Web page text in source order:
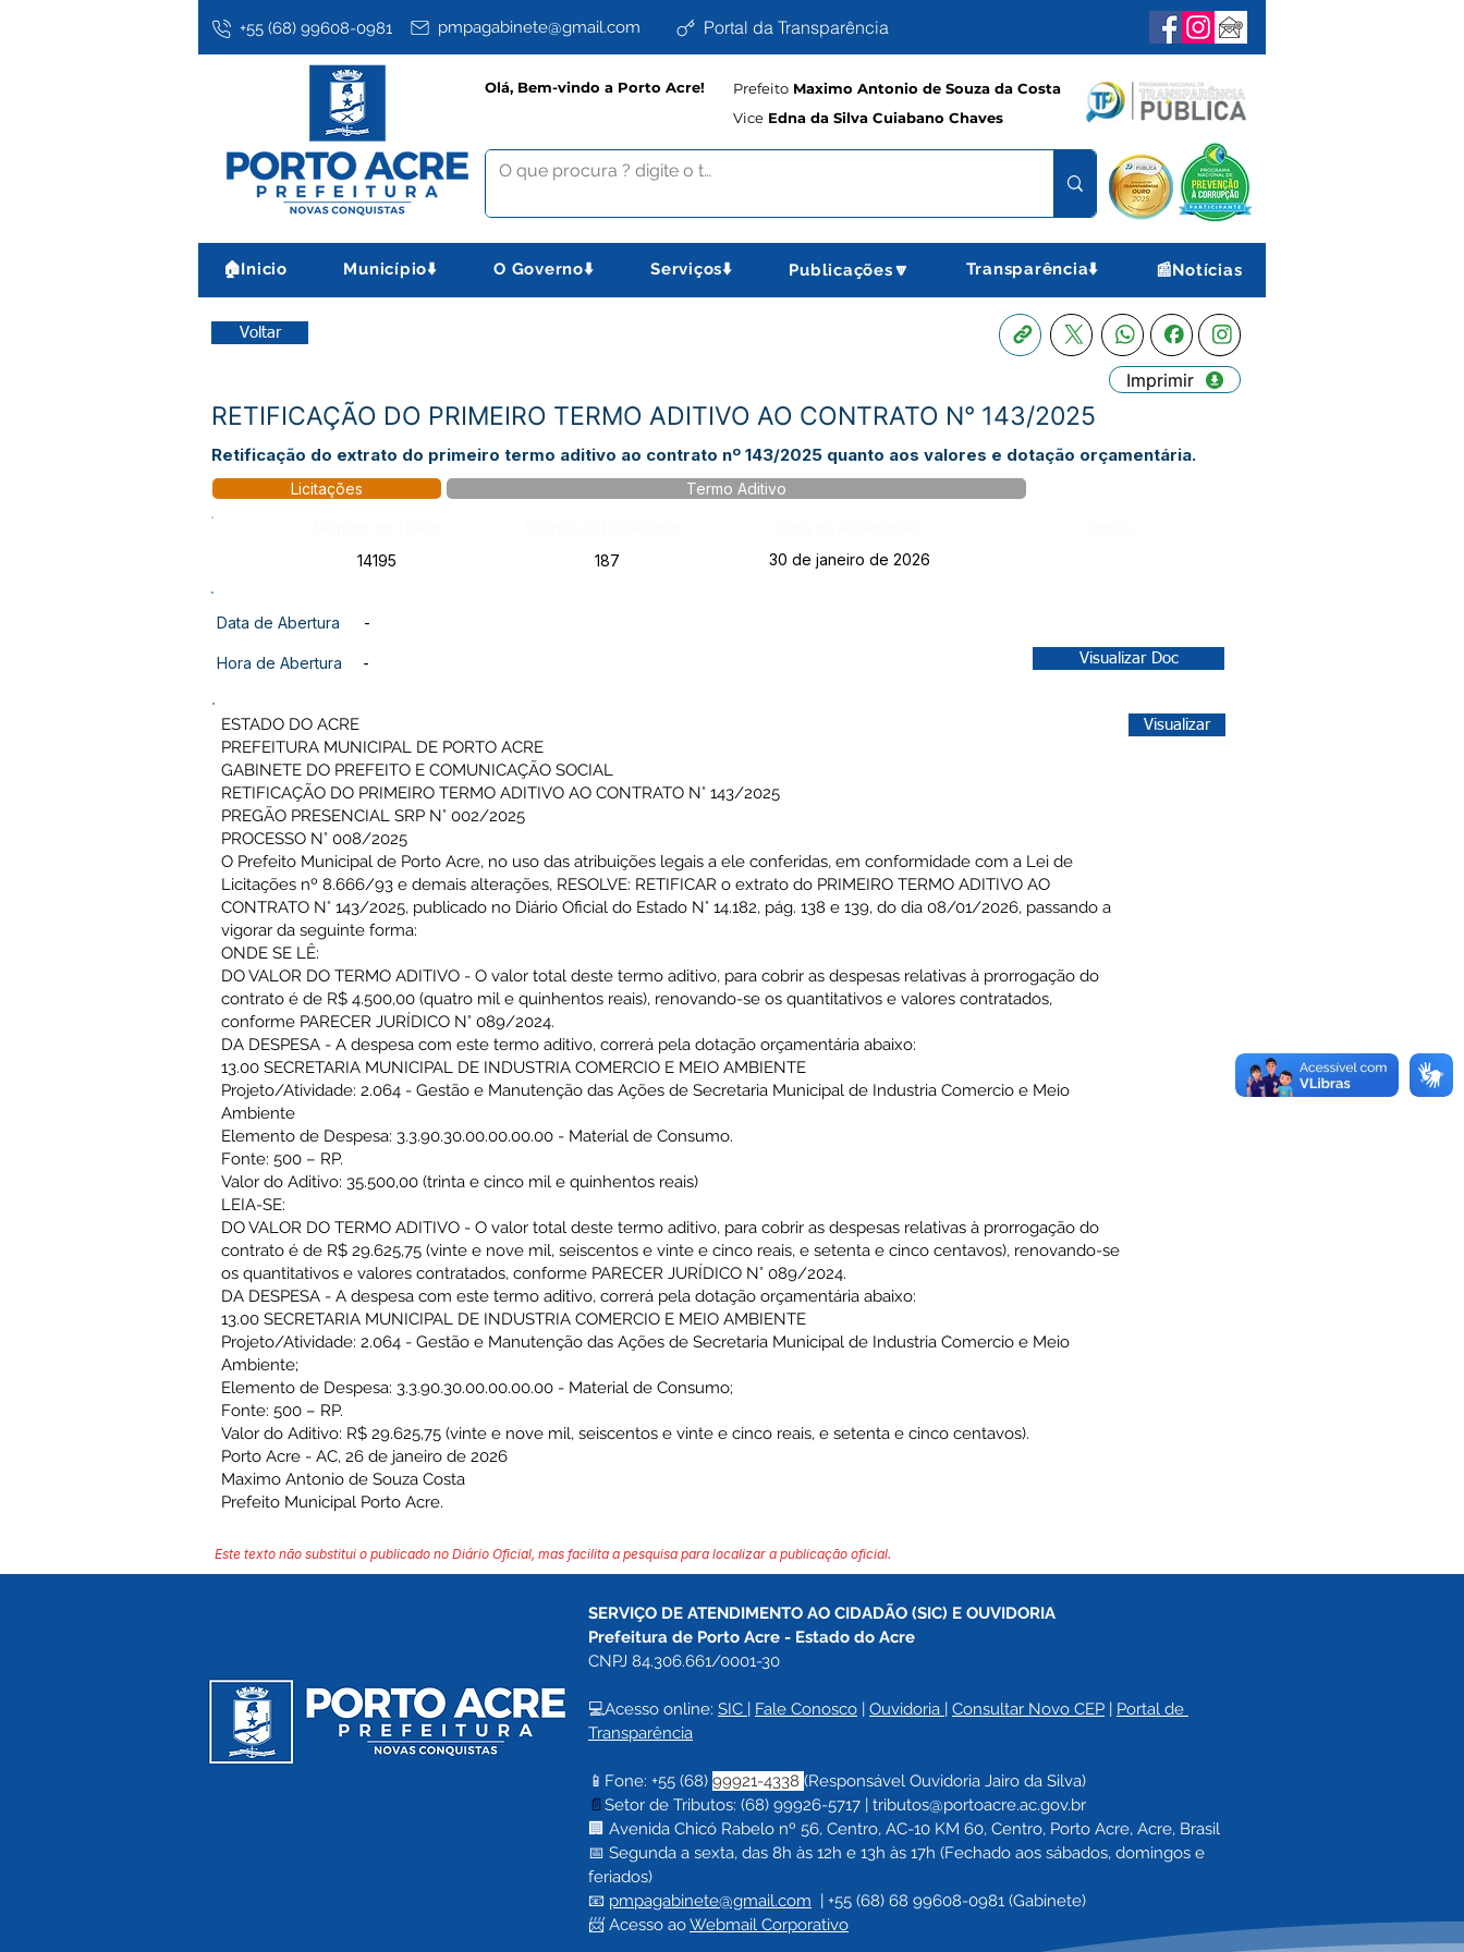
+55 (68) 99608-0981 pmpagabinete@gmail.com Portal da Transparência
Olá, Bem-vindo a Porto Acre! Prefeito Maximo Antonio de Souza da Costa
Vice Edna da Silva Cuiabano Chaves
🏠Inicio Município⬇️ O Governo⬇️ Serviços⬇️ Publicações🔽 Transparência⬇️ 📰Notícias
Voltar
Imprimir
RETIFICAÇÃO DO PRIMEIRO TERMO ADITIVO AO CONTRATO N° 143/2025
Retificação do extrato do primeiro termo aditivo ao contrato nº 143/2025 quanto aos valores e dotação orçamentária.
Licitações Termo Aditivo
14195
187 30 de janeiro de 2026
Data de Abertura -
Hora de Abertura - Visualizar Doc
ESTADO DO ACRE
PREFEITURA MUNICIPAL DE PORTO ACRE
GABINETE DO PREFEITO E COMUNICAÇÃO SOCIAL
RETIFICAÇÃO DO PRIMEIRO TERMO ADITIVO AO CONTRATO N° 143/2025
PREGÃO PRESENCIAL SRP N° 002/2025
PROCESSO N° 008/2025
O Prefeito Municipal de Porto Acre, no uso das atribuições legais a ele conferidas, em conformidade com a Lei de
Licitações nº 8.666/93 e demais alterações, RESOLVE: RETIFICAR o extrato do PRIMEIRO TERMO ADITIVO AO
CONTRATO N° 143/2025, publicado no Diário Oficial do Estado N° 14.182, pág. 138 e 139, do dia 08/01/2026, passando a
vigorar da seguinte forma:
ONDE SE LÊ:
DO VALOR DO TERMO ADITIVO - O valor total deste termo aditivo, para cobrir as despesas relativas à prorrogação do
contrato é de R$ 4.500,00 (quatro mil e quinhentos reais), renovando-se os quantitativos e valores contratados,
conforme PARECER JURÍDICO N° 089/2024.
DA DESPESA - A despesa com este termo aditivo, correrá pela dotação orçamentária abaixo:
13.00 SECRETARIA MUNICIPAL DE INDUSTRIA COMERCIO E MEIO AMBIENTE
Projeto/Atividade: 2.064 - Gestão e Manutenção das Ações de Secretaria Municipal de Industria Comercio e Meio
Ambiente
Elemento de Despesa: 3.3.90.30.00.00.00.00 - Material de Consumo.
Fonte: 500 – RP.
Valor do Aditivo: 35.500,00 (trinta e cinco mil e quinhentos reais)
LEIA-SE:
DO VALOR DO TERMO ADITIVO - O valor total deste termo aditivo, para cobrir as despesas relativas à prorrogação do
contrato é de R$ 29.625,75 (vinte e nove mil, seiscentos e vinte e cinco reais, e setenta e cinco centavos), renovando-se
os quantitativos e valores contratados, conforme PARECER JURÍDICO N° 089/2024.
DA DESPESA - A despesa com este termo aditivo, correrá pela dotação orçamentária abaixo:
13.00 SECRETARIA MUNICIPAL DE INDUSTRIA COMERCIO E MEIO AMBIENTE
Projeto/Atividade: 2.064 - Gestão e Manutenção das Ações de Secretaria Municipal de Industria Comercio e Meio
Ambiente;
Elemento de Despesa: 3.3.90.30.00.00.00.00 - Material de Consumo;
Fonte: 500 – RP.
Valor do Aditivo: R$ 29.625,75 (vinte e nove mil, seiscentos e vinte e cinco reais, e setenta e cinco centavos).
Porto Acre - AC, 26 de janeiro de 2026
Maximo Antonio de Souza Costa
Prefeito Municipal Porto Acre.
Visualizar
Este texto não substitui o publicado no Diário Oficial, mas facilita a pesquisa para localizar a publicação oficial.
SERVIÇO DE ATENDIMENTO AO CIDADÃO (SIC) E OUVIDORIA
Prefeitura de Porto Acre - Estado do Acre
CNPJ 84.306.661/0001-30
💻Acesso online: SIC | Fale Conosco | Ouvidoria | Consultar Novo CEP | Portal de
Transparência
📱Fone: +55 (68) 99921-4338 (Responsável Ouvidoria Jairo da Silva)
📄 Setor de Tributos: (68) 99926-5717 | tributos@portoacre.ac.gov.br
🏢 Avenida Chicó Rabelo nº 56, Centro, AC-10 KM 60, Centro, Porto Acre, Acre, Brasil
📅 Segunda a sexta, das 8h às 12h e 13h às 17h (Fechado aos sábados, domingos e
feriados)
📧 pmpagabinete@gmail.com | +55 (68) 68 99608-0981 (Gabinete)
📨 Acesso ao Webmail Corporativo